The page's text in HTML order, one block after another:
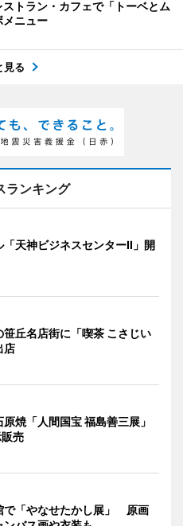
トラン・カフェで「トーベとム
メニュー
見る
ランキング
「天神ビジネスセンターII」開
丘名店街に「喫茶 こさじい
店
焼「人間国宝 福島善三展」
売
で「やなせたかし展」 原画